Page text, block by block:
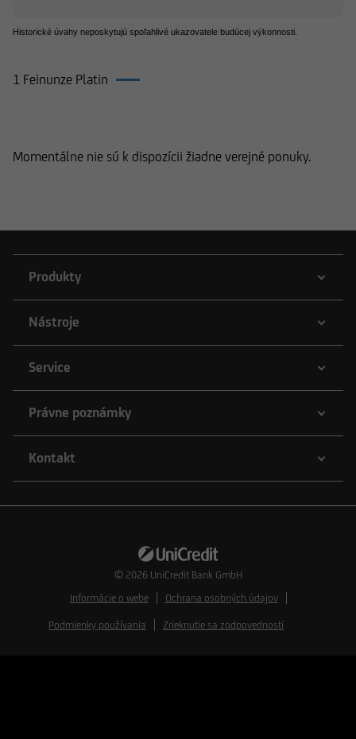
Historické úvahy neposkytujú spoľahlivé ukazovatele budúcej výkonnosti.
1 Feinunze Platin
Momentálne nie sú k dispozícii žiadne verejné ponuky.
Produkty
Nástroje
Service
Právne poznámky
Kontakt
© 2026 UniCredit Bank GmbH
Informácie o webe
Ochrana osobných údajov
Podmienky používania Zrieknutie sa zodpovednosti